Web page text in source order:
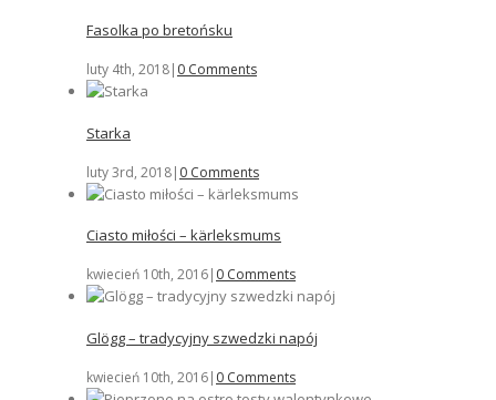
Fasolka po bretońsku
luty 4th, 2018| 0 Comments
Starka
luty 3rd, 2018| 0 Comments
Ciasto miłości – kärleksmums
kwiecień 10th, 2016| 0 Comments
Glögg – tradycyjny szwedzki napój
kwiecień 10th, 2016| 0 Comments